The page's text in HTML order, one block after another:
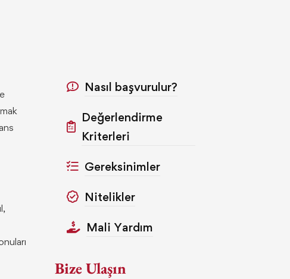
Nasıl başvurulur?
Değerlendirme
Kriterleri
Gereksinimler
Nitelikler
Mali Yardım
Bize Ulaşın